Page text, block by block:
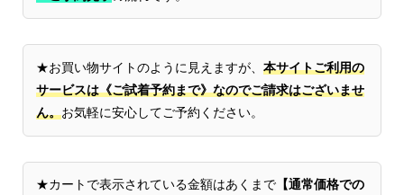
★お買い物サイトのように見えますが、 本サイトご利用の
サービスは《ご試着予約まで》なのでご請求はございませ
ん。お気軽に安心してご予約ください。
★カートで表示されている金額はあくまで【通常価格での